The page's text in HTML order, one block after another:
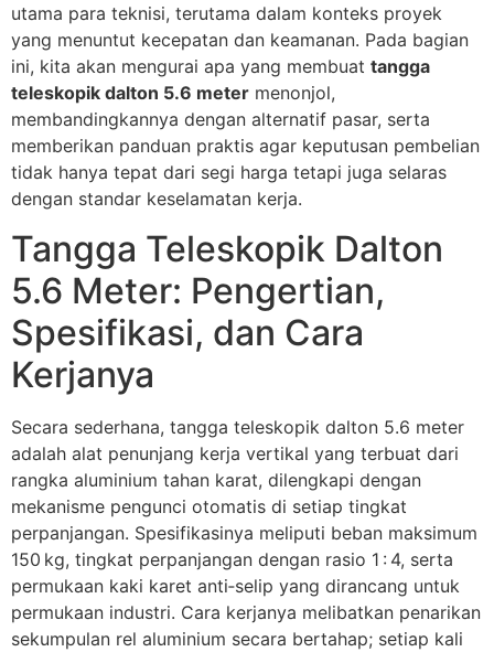
utama para teknisi, terutama dalam konteks proyek
yang menuntut kecepatan dan keamanan. Pada bagian
ini, kita akan mengurai apa yang membuat tangga
teleskopik dalton 5.6 meter menonjol,
membandingkannya dengan alternatif pasar, serta
memberikan panduan praktis agar keputusan pembelian
tidak hanya tepat dari segi harga tetapi juga selaras
dengan standar keselamatan kerja.
Tangga Teleskopik Dalton
5.6 Meter: Pengertian,
Spesifikasi, dan Cara
Kerjanya
Secara sederhana, tangga teleskopik dalton 5.6 meter
adalah alat penunjang kerja vertikal yang terbuat dari
rangka aluminium tahan karat, dilengkapi dengan
mekanisme pengunci otomatis di setiap tingkat
perpanjangan. Spesifikasinya meliputi beban maksimum
150 kg, tingkat perpanjangan dengan rasio 1 : 4, serta
permukaan kaki karet anti‑selip yang dirancang untuk
permukaan industri. Cara kerjanya melibatkan penarikan
sekumpulan rel aluminium secara bertahap; setiap kali